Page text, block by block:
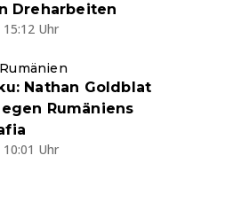
Dreharbeiten
15:12 Uhr
Nathan Goldblat
Rumäniens
10:01 Uhr